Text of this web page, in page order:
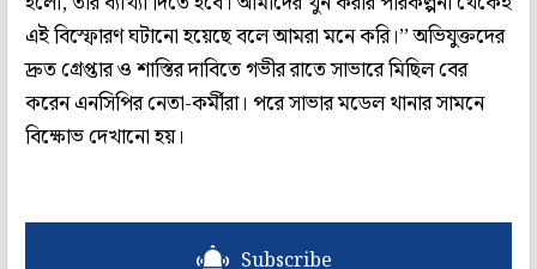
এই বিস্ফোরণ ঘটানো হয়েছে বলে আমরা মনে করি।’’ অভিযুক্তদের
দ্রুত গ্রেপ্তার ও শাস্তির দাবিতে গভীর রাতে সাভারে মিছিল বের
করেন এনসিপির নেতা-কর্মীরা। পরে সাভার মডেল থানার সামনে
বিক্ষোভ দেখানো হয়।
Subscribe